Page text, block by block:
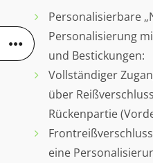
Personalisierbare
Personalisierung
und Bestickungen:
Vollständiger
über
Rückenpartie
eine